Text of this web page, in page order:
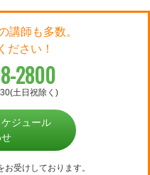
講師も多数。
ださい！
2800
土日祝除く)
ジュール
受けしております。